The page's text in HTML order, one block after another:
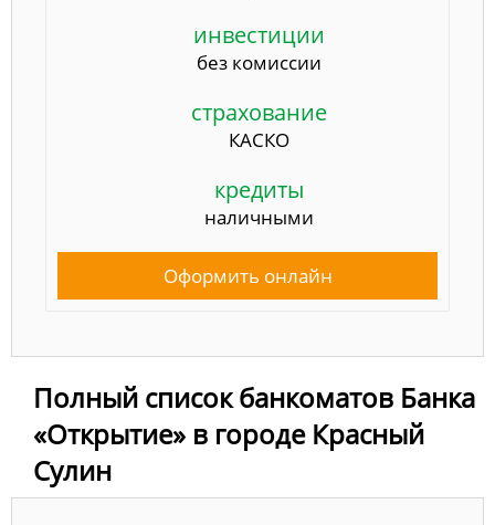
инвестиции
без комиссии
страхование
КАСКО
кредиты
наличными
Оформить онлайн
Полный список банкоматов Банка
«Открытие» в городе Красный
Сулин